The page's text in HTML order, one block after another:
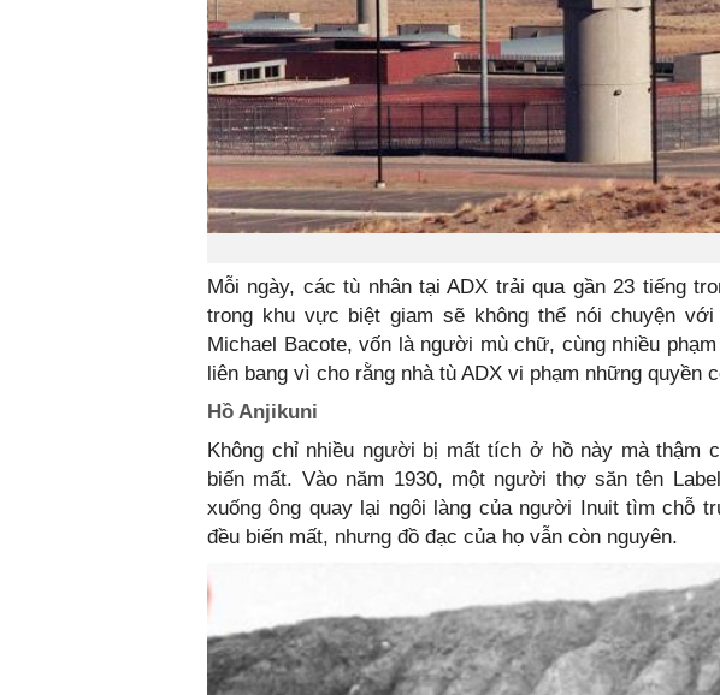
Mỗi ngày, các tù nhân tại ADX trải qua gần 23 tiếng
trong khu vực biệt giam sẽ không thể nói chuyện
Michael Bacote, vốn là người mù chữ, cùng nhiều
liên bang vì cho rằng nhà tù ADX vi phạm những quyền
Hồ Anjikuni
Không chỉ nhiều người bị mất tích ở hồ này mà thậm
biến mất. Vào năm 1930, một người thợ săn tên
xuống ông quay lại ngôi làng của người Inuit tìm chỗ
đều biến mất, nhưng đồ đạc của họ vẫn còn nguyên.